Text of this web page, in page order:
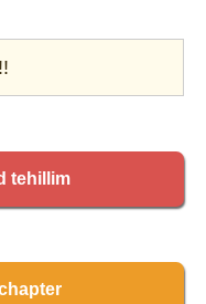
tehillim